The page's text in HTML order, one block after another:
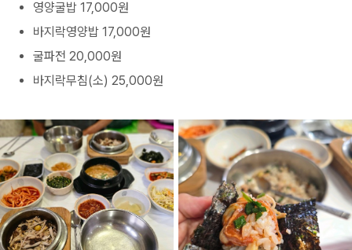
영양굴밥 17,000원
바지락영양밥 17,000원
굴파전 20,000원
바지락무침(소) 25,000원